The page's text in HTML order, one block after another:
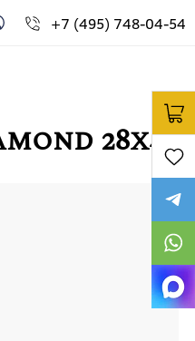
+7 (495) 748-04-54
28x48